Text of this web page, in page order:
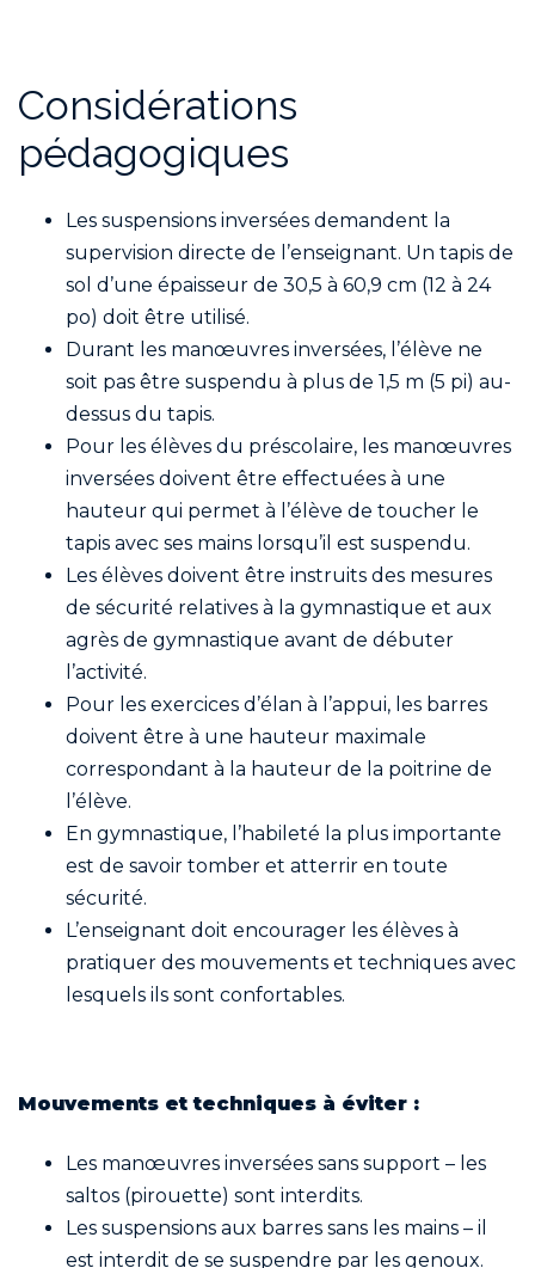
Considérations
pédagogiques
Les suspensions inversées demandent la
supervision directe de l’enseignant. Un tapis de
sol d’une épaisseur de 30,5 à 60,9 cm (12 à 24
po) doit être utilisé.
Durant les manœuvres inversées, l’élève ne
soit pas être suspendu à plus de 1,5 m (5 pi) au-
dessus du tapis.
Pour les élèves du préscolaire, les manœuvres
inversées doivent être effectuées à une
hauteur qui permet à l’élève de toucher le
tapis avec ses mains lorsqu’il est suspendu.
Les élèves doivent être instruits des mesures
de sécurité relatives à la gymnastique et aux
agrès de gymnastique avant de débuter
l’activité.
Pour les exercices d’élan à l’appui, les barres
doivent être à une hauteur maximale
correspondant à la hauteur de la poitrine de
l’élève.
En gymnastique, l’habileté la plus importante
est de savoir tomber et atterrir en toute
sécurité.
L’enseignant doit encourager les élèves à
pratiquer des mouvements et techniques avec
lesquels ils sont confortables.
Mouvements et techniques à éviter :
Les manœuvres inversées sans support – les
saltos (pirouette) sont interdits.
Les suspensions aux barres sans les mains – il
est interdit de se suspendre par les genoux.